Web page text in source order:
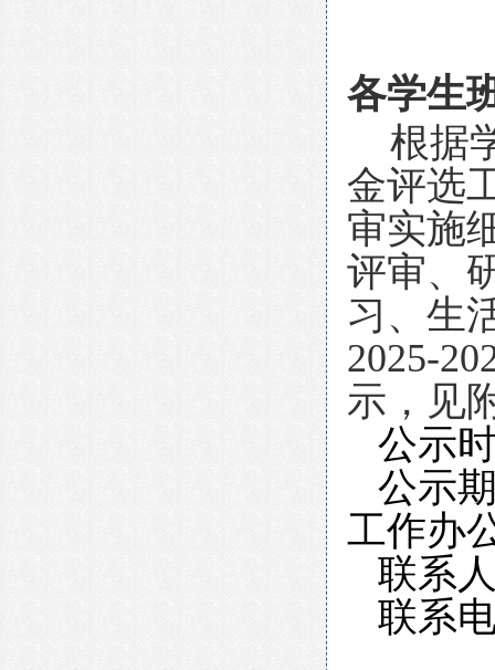
各学生
根据
金评选
审实施
评审、
习、生
2025-
示，见
公示
公示
工作办
联系
联系